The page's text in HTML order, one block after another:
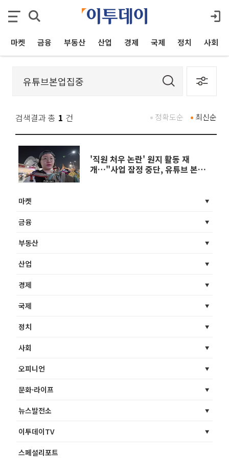
마켓 금융 부동산 산업 경제 국제 정치 사회
검색결과 총 1 건 최신순
정확도순
'직원 처우 논란' 원지 활동 재
개…"사업 잠정 중단, 유튜브 본업
마켓
금융
부동산
산업
경제
국제
정치
사회
오피니언
문화·라이프
뉴스발전소
이투데이TV
스페셜리포트